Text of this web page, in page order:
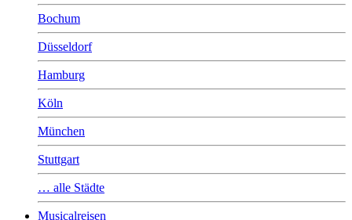
Bochum
Düsseldorf
Hamburg
Köln
München
Stuttgart
… alle Städte
Musicalreisen